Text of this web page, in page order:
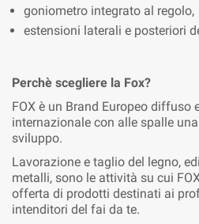
goniometro integrato al regolo,
estensioni laterali e posteriori
Perchè scegliere la Fox?
FOX è un Brand Europeo diffuso
internazionale con alle spalle
sviluppo.
Lavorazione e taglio del legno,
metalli, sono le attività su cui
offerta di prodotti destinati ai
intenditori del fai da te.